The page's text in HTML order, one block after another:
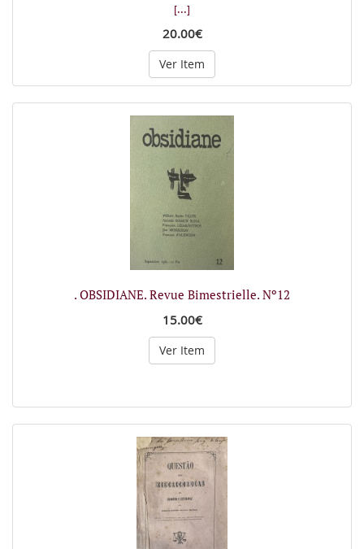
[...]
20.00€
Ver Item
. OBSIDIANE. Revue Bimestrielle. Nº12
15.00€
Ver Item